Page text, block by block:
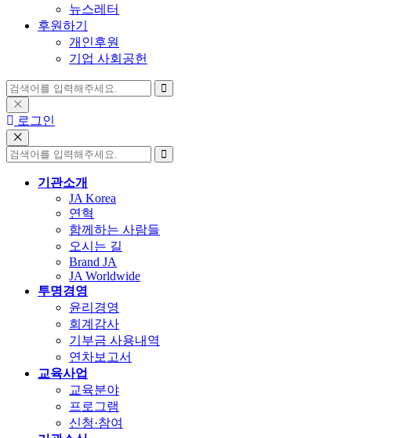
뉴스레터
후원하기
개인후원
기업 사회공헌
로그인
기관소개
JA Korea
연혁
함께하는 사람들
오시는 길
Brand JA
JA Worldwide
투명경영
윤리경영
회계감사
기부금 사용내역
연차보고서
교육사업
교육분야
프로그램
신청·참여